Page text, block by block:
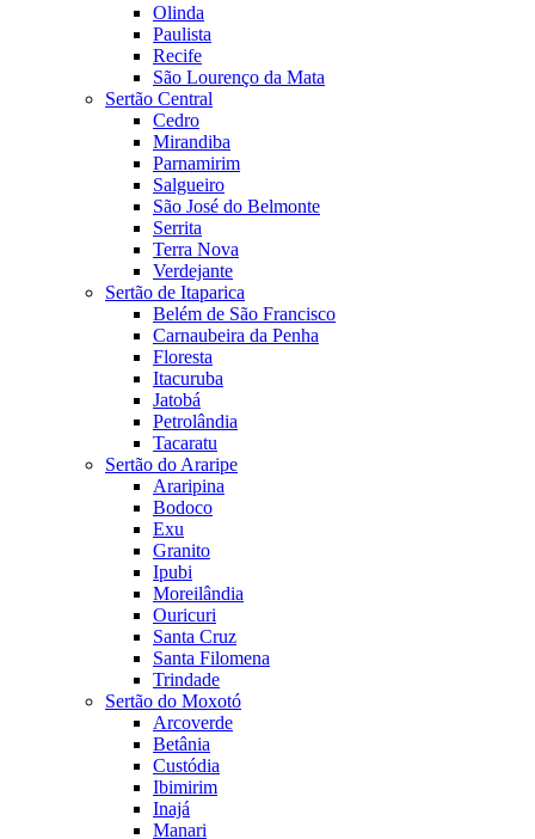
Olinda
Paulista
Recife
São Lourenço da Mata
Sertão Central
Cedro
Mirandiba
Parnamirim
Salgueiro
São José do Belmonte
Serrita
Terra Nova
Verdejante
Sertão de Itaparica
Belém de São Francisco
Carnaubeira da Penha
Floresta
Itacuruba
Jatobá
Petrolândia
Tacaratu
Sertão do Araripe
Araripina
Bodoco
Exu
Granito
Ipubi
Moreilândia
Ouricuri
Santa Cruz
Santa Filomena
Trindade
Sertão do Moxotó
Arcoverde
Betânia
Custódia
Ibimirim
Inajá
Manari